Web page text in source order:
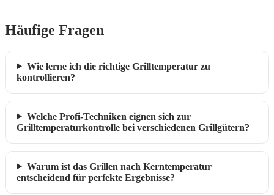
Häufige Fragen
Wie lerne ich die richtige Grilltemperatur zu
kontrollieren?
Welche Profi-Techniken eignen sich zur
Grilltemperaturkontrolle bei verschiedenen Grillgütern?
Warum ist das Grillen nach Kerntemperatur
entscheidend für perfekte Ergebnisse?